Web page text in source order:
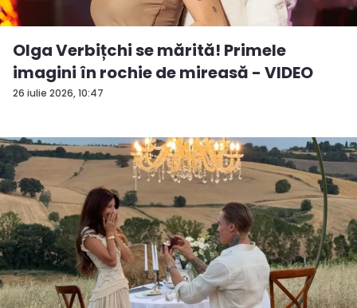
26 iulie 2026, 10:47
Olga Verbițchi se mărită! Primele
imagini în rochie de mireasă - VIDEO